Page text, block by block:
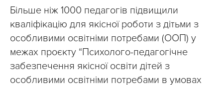
Більше ніж 1000 педагогів підвищили
кваліфікацію для якісної роботи з дітьми з
особливими освітніми потребами (ООП) у
межах проєкту “Психолого-педагогічне
забезпечення якісної освіти дітей з
особливими освітніми потребами в умовах